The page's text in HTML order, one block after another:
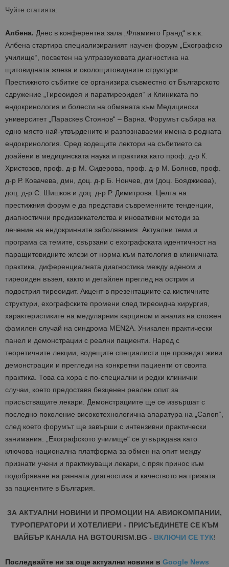
Чуйте статията:
Албена. Днес в конферентна зала „Фламинго Гранд“ в к.к.
Албена стартира специализираният научен форум „Ехографско
училище“, посветен на ултразвуковата диагностика на
щитовидната жлеза и околощитовидните структури.
Престижното събитие се организира съвместно от Българското
сдружение „Тиреоидея и паратиреоидея“ и Клиниката по
ендокринология и болести на обмяната към Медицински
университет „Параскев Стоянов“ – Варна. Форумът събира на
едно място най-утвърдените и разпознаваеми имена в родната
ендокринология. Сред водещите лектори на събитието са
доайени в медицинската наука и практика като проф. д-р К.
Христозов, проф. д-р М. Сидерова, проф. д-р М. Боянов, проф.
д-р Р. Ковачева, дмн, доц. д-р Б. Нончев, дм (доц. Бояджиева),
доц. д-р С. Шишков и доц. д-р Р. Димитрова. Целта на
престижния форум е да представи съвременните тенденции,
диагностични предизвикателства и иновативни методи за
лечение на ендокринните заболявания. Актуални теми и
програма са темите, свързани с ехографската идентичност на
паращитовидните жлези от норма към патология в клиничната
практика, диференциалната диагностика между аденом и
тиреоиден възел, както и детайлен преглед на острия и
подострия тиреоидит. Акцент в презентациите са кистичните
структури, ехографските промени след тиреоидна хирургия,
характеристиките на медуларния карцином и анализ на сложен
фамилен случай на синдрома MEN2A. Уникален практически
панел и демонстрации с реални пациенти. Наред с
теоретичните лекции, водещите специалисти ще проведат живи
демонстрации и прегледи на конкретни пациенти от своята
практика. Това са хора с по-специални и редки клинични
случаи, което предоставя безценен реален опит за
присъстващите лекари. Демонстрациите ще се извършат с
последно поколение високотехнологична апаратура на „Canon“,
след което форумът ще завърши с интензивни практически
занимания. „Ехографското училище“ се утвърждава като
ключова национална платформа за обмен на опит между
признати учени и практикуващи лекари, с пряк принос към
подобряване на ранната диагностика и качеството на грижата
за пациентите в България.
ЗА АКТУАЛНИ НОВИНИ И ПРОМОЦИИ НА АВИОКОМПАНИИ,
ТУРОПЕРАТОРИ И ХОТЕЛИЕРИ - ПРИСЪЕДИНЕТЕ СЕ КЪМ
ВАЙБЪР КАНАЛА НА BGTOURISM.BG - ВКЛЮЧИ СЕ ТУК!
Последвайте ни за още актуални новини в Google News